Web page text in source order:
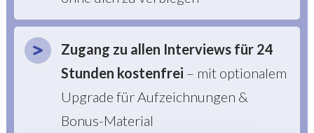
Zugang zu allen Interviews für 24
Stunden kostenfrei – mit optionalem
Upgrade für Aufzeichnungen &
Bonus-Material